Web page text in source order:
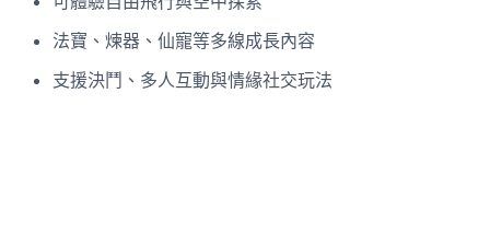
法寶、煉器、仙寵等多線成長內容
支援決鬥、多人互動與情緣社交玩法